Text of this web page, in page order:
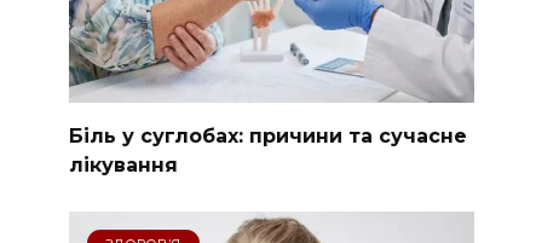
Біль у суглобах: причини та сучасне
лікування